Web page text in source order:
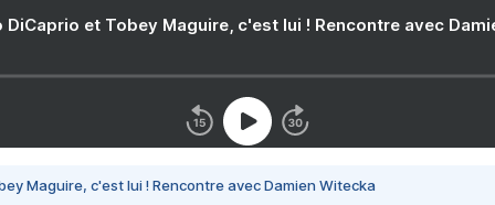
DiCaprio et Tobey Maguire, c'est lui ! Rencontre avec
Maguire, c'est lui ! Rencontre avec Damien Witecka